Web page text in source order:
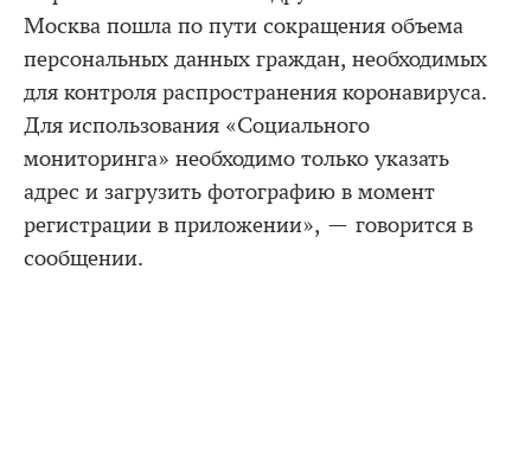
Москва пошла по пути сокращения объема
персональных данных граждан, необходимых
для контроля распространения коронавируса.
Для использования «Социального
мониторинга» необходимо только указать
адрес и загрузить фотографию в момент
регистрации в приложении», — говорится в
сообщении.